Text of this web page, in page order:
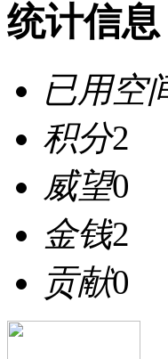
统计信息
已用空
积分2
威望0
金钱2
贡献0